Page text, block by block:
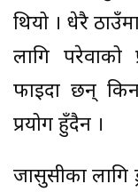
थियो । धेरै
लागि
फाइदा छन्
प्रयोग हुँदैन ।
जासुसीका लागि